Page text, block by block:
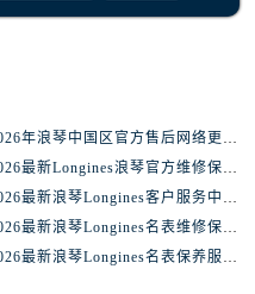
2026年浪琴中国区官方售后网络更新公告（最新电话及地址）
2026最新Longines浪琴官方维修保养服务中心地址实地探访报告
2026最新浪琴Longines客户服务中心地址实地探访报告
2026最新浪琴Longines名表维修保养服务中心地址实地探访报告
2026最新浪琴Longines名表保养服务中心网点地址实地探访报告